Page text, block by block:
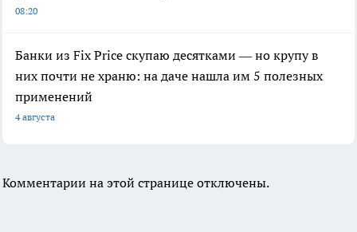
08:20
Банки из Fix Price скупаю десятками — но крупу в
них почти не храню: на даче нашла им 5 полезных
применений
4 августа
Комментарии на этой странице отключены.